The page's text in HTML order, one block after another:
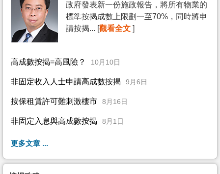
政府發表新一份施政報告，將所有物業的
標準按揭成數上限劃一至70%，同時將申
請按揭... [觀看全文 ]
高成數按揭=高風險？ 10月10日
非固定收入人士申請高成數按揭 9月6日
按保租賃許可難刺激樓市 8月16日
非固定入息與高成數按揭 8月1日
更多文章 ...